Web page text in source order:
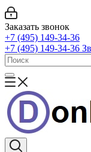
Заказать звонок
+7 (495) 149-34-36
+7 (495) 149-34-36